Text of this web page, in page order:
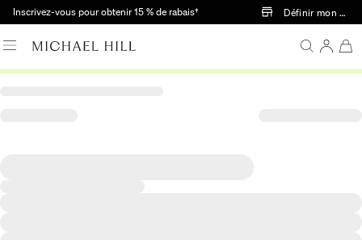
Passer au contenu principal
Inscrivez-vous pour obtenir 15 % de rabais† Définir mon